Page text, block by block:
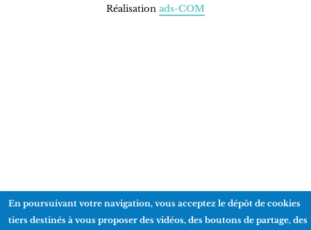
Réalisation ads-COM
En poursuivant votre navigation, vous acceptez le dépôt de cookies
tiers destinés à vous proposer des vidéos, des boutons de partage, des